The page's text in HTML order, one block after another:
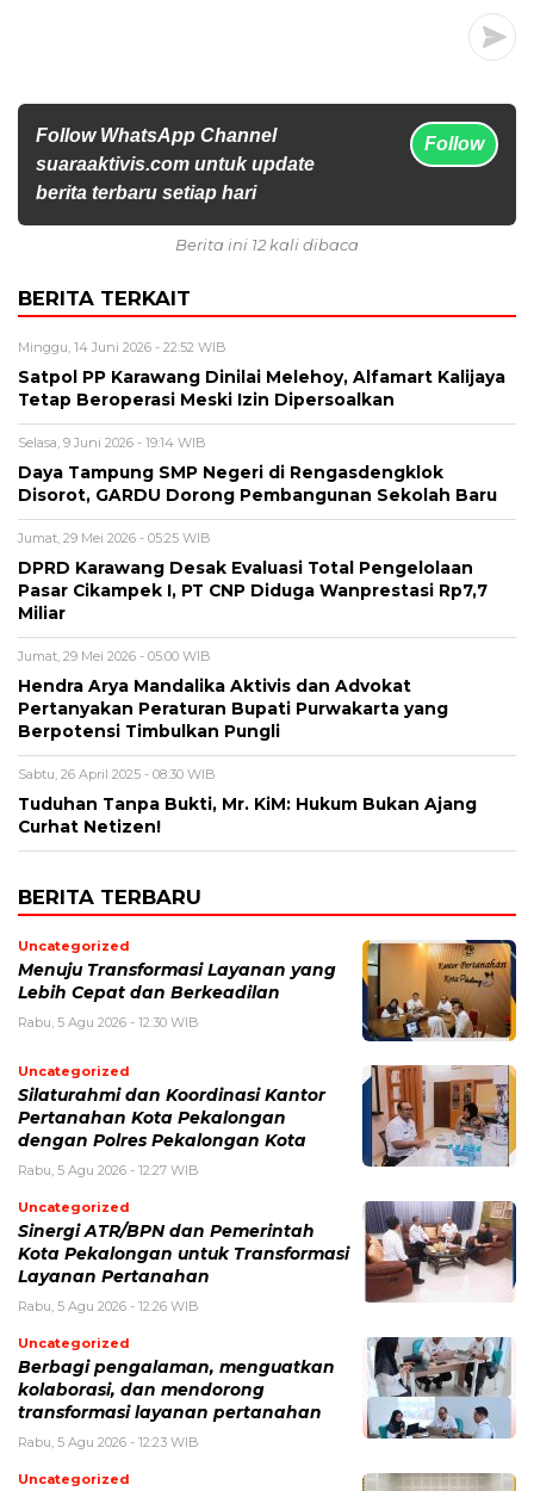
Follow WhatsApp Channel
suaraaktivis.com untuk update
berita terbaru setiap hari
Follow
Berita ini 12 kali dibaca
BERITA TERKAIT
Minggu, 14 Juni 2026 - 22:52 WIB
Satpol PP Karawang Dinilai Melehoy, Alfamart Kalijaya
Tetap Beroperasi Meski Izin Dipersoalkan
Selasa, 9 Juni 2026 - 19:14 WIB
Daya Tampung SMP Negeri di Rengasdengklok
Disorot, GARDU Dorong Pembangunan Sekolah Baru
Jumat, 29 Mei 2026 - 05:25 WIB
DPRD Karawang Desak Evaluasi Total Pengelolaan
Pasar Cikampek I, PT CNP Diduga Wanprestasi Rp7,7
Miliar
Jumat, 29 Mei 2026 - 05:00 WIB
Hendra Arya Mandalika Aktivis dan Advokat
Pertanyakan Peraturan Bupati Purwakarta yang
Berpotensi Timbulkan Pungli
Sabtu, 26 April 2025 - 08:30 WIB
Tuduhan Tanpa Bukti, Mr. KiM: Hukum Bukan Ajang
Curhat Netizen!
BERITA TERBARU
Uncategorized
Menuju Transformasi Layanan yang
Lebih Cepat dan Berkeadilan
Rabu, 5 Agu 2026 - 12:30 WIB
Uncategorized
Silaturahmi dan Koordinasi Kantor
Pertanahan Kota Pekalongan
dengan Polres Pekalongan Kota
Rabu, 5 Agu 2026 - 12:27 WIB
Uncategorized
Sinergi ATR/BPN dan Pemerintah
Kota Pekalongan untuk Transformasi
Layanan Pertanahan
Rabu, 5 Agu 2026 - 12:26 WIB
Uncategorized
Berbagi pengalaman, menguatkan
kolaborasi, dan mendorong
transformasi layanan pertanahan
Rabu, 5 Agu 2026 - 12:23 WIB
Uncategorized